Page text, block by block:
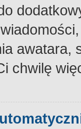
chwilę